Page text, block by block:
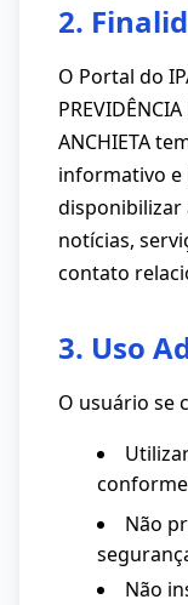
2.
O Portal do
ANCHIETA
informativo e
disponibilizar
notícias,
contato
3. Uso
O usuário se
Não
Não